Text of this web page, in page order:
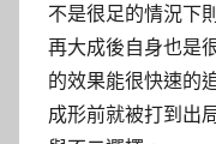
不是很足的情況下
再大成後自身也是
的效果能很快速的
成形前就被打到出